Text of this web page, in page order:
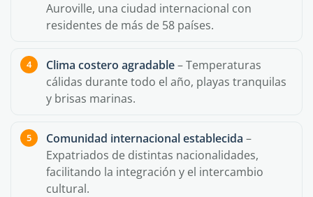
Auroville, una ciudad internacional con
residentes de más de 58 países.
Clima costero agradable– Temperaturas
cálidas durante todo el año, playas tranquilas
y brisas marinas.
Comunidad internacional establecida –
Expatriados de distintas nacionalidades,
facilitando la integración y el intercambio
cultural.